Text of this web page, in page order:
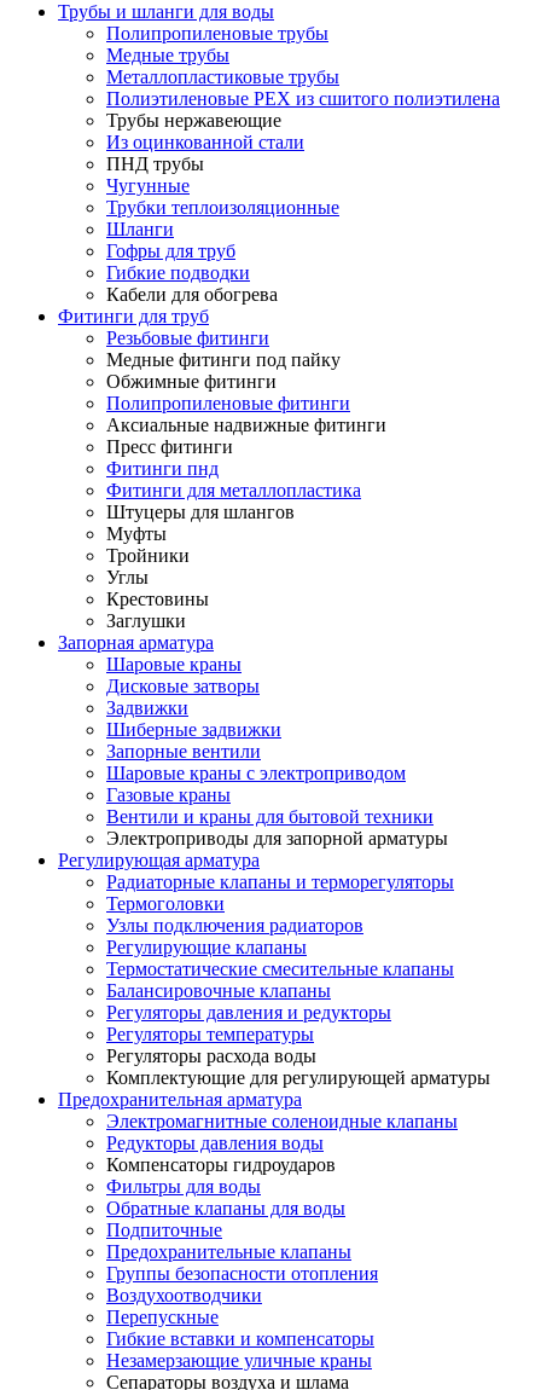
Трубы и шланги для воды
Полипропиленовые трубы
Медные трубы
Металлопластиковые трубы
Полиэтиленовые PEX из сшитого полиэтилена
Трубы нержавеющие
Из оцинкованной стали
ПНД трубы
Чугунные
Трубки теплоизоляционные
Шланги
Гофры для труб
Гибкие подводки
Кабели для обогрева
Фитинги для труб
Резьбовые фитинги
Медные фитинги под пайку
Обжимные фитинги
Полипропиленовые фитинги
Аксиальные надвижные фитинги
Пресс фитинги
Фитинги пнд
Фитинги для металлопластика
Штуцеры для шлангов
Муфты
Тройники
Углы
Крестовины
Заглушки
Запорная арматура
Шаровые краны
Дисковые затворы
Задвижки
Шиберные задвижки
Запорные вентили
Шаровые краны с электроприводом
Газовые краны
Вентили и краны для бытовой техники
Электроприводы для запорной арматуры
Регулирующая арматура
Радиаторные клапаны и терморегуляторы
Термоголовки
Узлы подключения радиаторов
Регулирующие клапаны
Термостатические смесительные клапаны
Балансировочные клапаны
Регуляторы давления и редукторы
Регуляторы температуры
Регуляторы расхода воды
Комплектующие для регулирующей арматуры
Предохранительная арматура
Электромагнитные соленоидные клапаны
Редукторы давления воды
Компенсаторы гидроударов
Фильтры для воды
Обратные клапаны для воды
Подпиточные
Предохранительные клапаны
Группы безопасности отопления
Воздухоотводчики
Перепускные
Гибкие вставки и компенсаторы
Незамерзающие уличные краны
Сепараторы воздуха и шлама